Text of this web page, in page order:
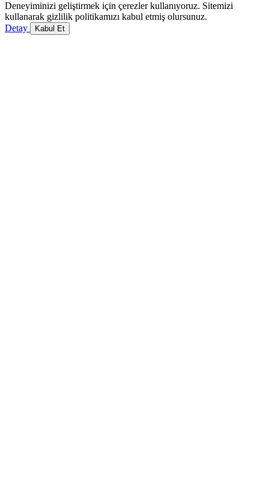
Deneyiminizi geliştirmek için çerezler kullanıyoruz. Sitemizi
kullanarak gizlilik politikamızı kabul etmiş olursunuz.
Detay
Kabul Et